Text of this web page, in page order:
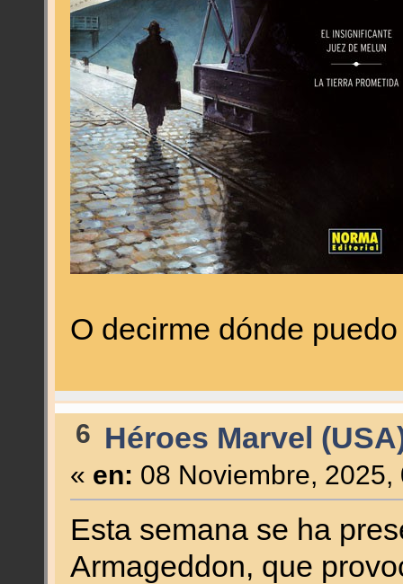
O decirme dónde
6 Héroes Marvel
« en: 08 Noviembre, 2025,
Esta semana se ha
Armageddon, que